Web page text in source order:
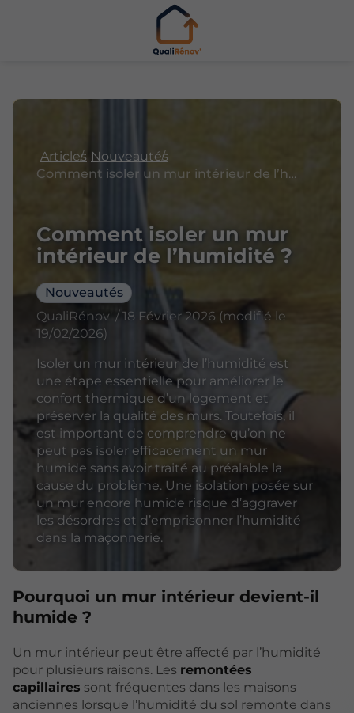
Articles Nouveautés
Comment isoler un mur intérieur de l’humidité ?
Comment isoler un mur
intérieur de l’humidité ?
Nouveautés
QualiRénov' / 18 Février 2026 (modifié le
19/02/2026)
Isoler un mur intérieur de l’humidité est
une étape essentielle pour améliorer le
confort thermique d’un logement et
préserver la qualité des murs. Toutefois, il
est important de comprendre qu’on ne
peut pas isoler efficacement un mur
humide sans avoir traité au préalable la
cause du problème. Une isolation posée sur
un mur encore humide risque d’aggraver
les désordres et d’emprisonner l’humidité
dans la maçonnerie.
Pourquoi un mur intérieur devient-il
humide ?
Un mur intérieur peut être affecté par l’humidité
pour plusieurs raisons. Les remontées
capillaires sont fréquentes dans les maisons
anciennes lorsque l’humidité du sol remonte dans